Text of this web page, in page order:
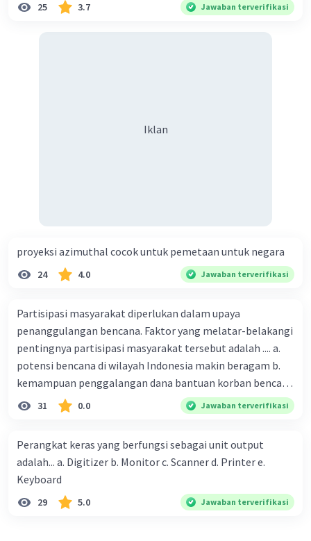
25 3.7 Jawaban terverifikasi
Iklan
proyeksi azimuthal cocok untuk pemetaan untuk negara
24 4.0 Jawaban terverifikasi
Partisipasi masyarakat diperlukan dalam upaya
penanggulangan bencana. Faktor yang melatar-belakangi
pentingnya partisipasi masyarakat tersebut adalah .... a.
potensi bencana di wilayah Indonesia makin beragam b.
kemampuan penggalangan dana bantuan korban bencana
makin tinggi c. pemahaman pendidikan kebencanaan
kepada masyarakat masih rendah d. masyarakat
bencana e. kepercayaan pemerintah bahwa masyarakat
mampu mengatasi bencana
31 0.0 Jawaban terverifikasi
Perangkat keras yang berfungsi sebagai unit output
adalah... a. Digitizer b. Monitor c. Scanner d. Printer e.
Keyboard
29 5.0 Jawaban terverifikasi